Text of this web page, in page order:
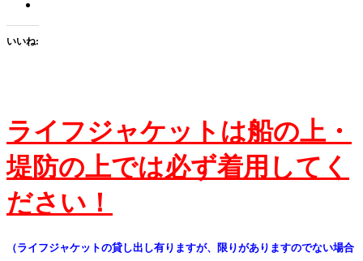
いいね:
ライフジャケットは船の上・
堤防の上では必ず着用してく
ださい！
（ライフジャケットの貸し出し有りますが、限りがありますのでない場合